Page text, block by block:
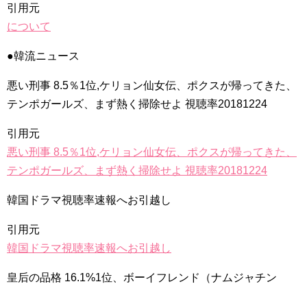
引用元
について
●韓流ニュース
悪い刑事 8.5％1位,ケリョン仙女伝、ポクスが帰ってきた、
テンポガールズ、まず熱く掃除せよ 視聴率20181224
引用元
悪い刑事 8.5％1位,ケリョン仙女伝、ポクスが帰ってきた、
テンポガールズ、まず熱く掃除せよ 視聴率20181224
韓国ドラマ視聴率速報へお引越し
引用元
韓国ドラマ視聴率速報へお引越し
皇后の品格 16.1%1位、ボーイフレンド（ナムジャチン